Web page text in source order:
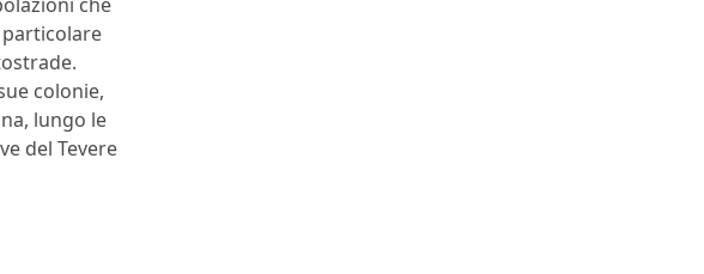
colonie,
lungo le
del Tevere